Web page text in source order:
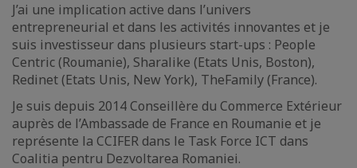
J’ai une implication active dans l’univers
entrepreneurial et dans les activités innovantes et je
suis investisseur dans plusieurs start-ups : People
Centric (Roumanie), Sharalike (Etats Unis, Boston),
Redinet (Etats Unis, New York), TheFamily (France).
Je suis depuis 2014 Conseillère du Commerce Extérieur
auprès de l’Ambassade de France en Roumanie et je
représente la CCIFER dans le Task Force ICT dans
Coalitia pentru Dezvoltarea Romaniei.